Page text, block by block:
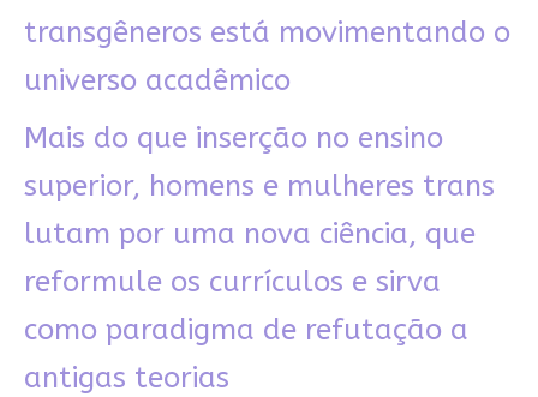
transgêneros está movimentando o
universo acadêmico
Mais do que inserção no ensino
superior, homens e mulheres trans
lutam por uma nova ciência, que
reformule os currículos e sirva
como paradigma de refutação a
antigas teorias